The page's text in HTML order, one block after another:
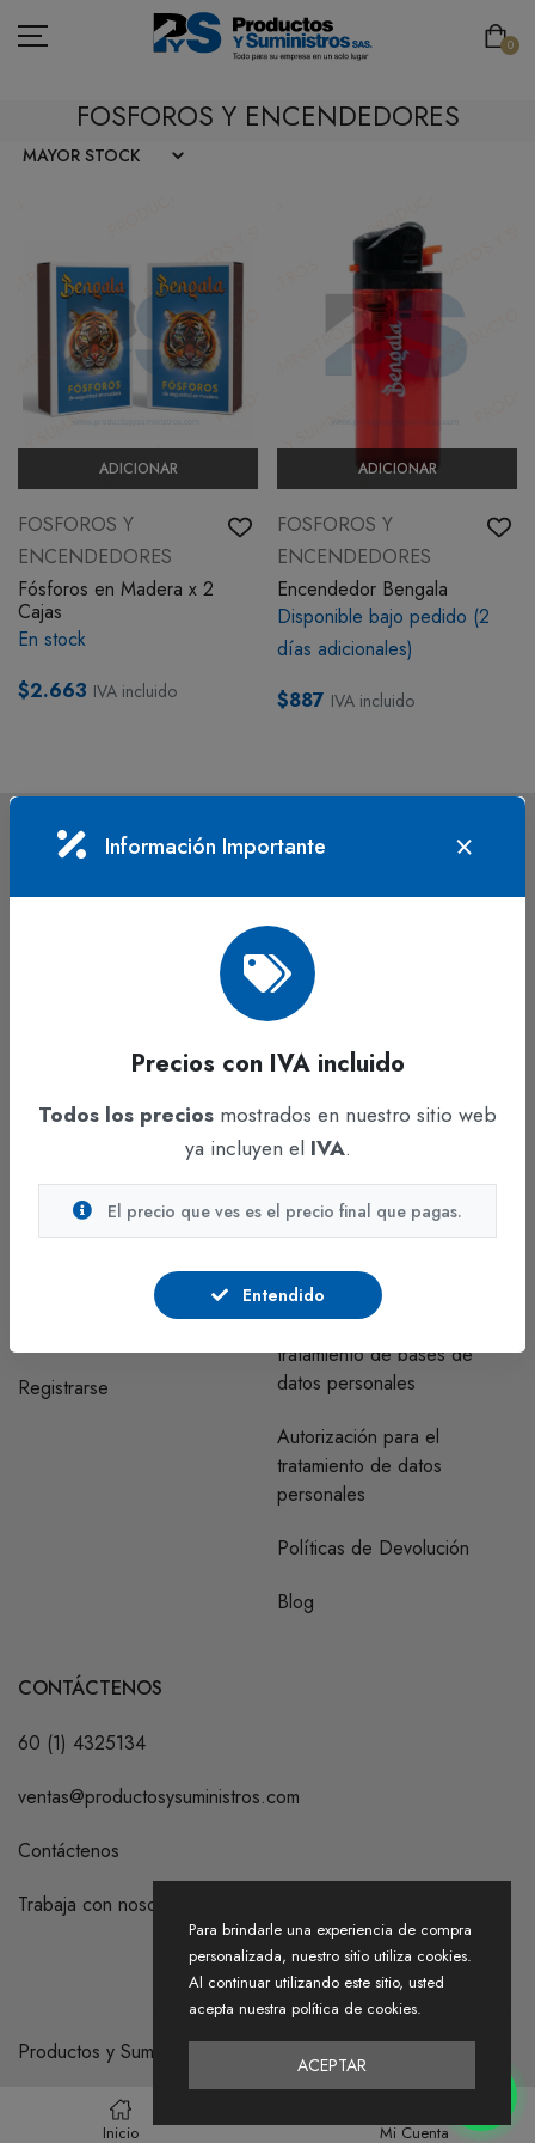
0
PAPELERÍA
CAFETERÍA
SEGURIDAD INDUSTRIAL
TECNOLOGÍA
MOBILIARIO
EMBALAJE
BOTIQUÍN
MI CUENTA
FOSFOROS Y ENCENDEDORES
ADICIONAR
FOSFOROS Y
ENCENDEDORES
Fósforos en Madera x 2
Cajas
En stock
$2.663 IVA incluido
ADICIONAR
FOSFOROS Y
ENCENDEDORES
Encendedor Bengala
Disponible bajo pedido (2
días adicionales)
$887 IVA incluido
Hacemos lo mejor para construir el país ideal, con un grupo
humano capacitado para asumir responsabilidades.
Auto Medellín km. 7 costado occidental, Parque Industrial
Celta Trade Park, Bodega 143 B1.
Funza - Cundinamarca
CUENTA
nosotros para visualizar los
Registrarse
INFORMACIÓN
Correo clientes habeas data
Políticas y procedimientos de
tratamiento de bases de
datos personales
Autorización para el
tratamiento de datos
personales
Políticas de Devolución
Blog
CONTÁCTENOS
60 (1) 4325134
ventas@productosysuministros.com
Contáctenos
Trabaja con nosotros
Productos y Suministros S.A.S. 2026
Inicio Mi Cuenta
Información Importante
Precios con IVA incluido
Todos los precios mostrados en nuestro sitio web
ya incluyen el IVA.
El precio que ves es el precio final que pagas.
Entendido
Para brindarle una experiencia de compra
personalizada, nuestro sitio utiliza cookies.
Al continuar utilizando este sitio, usted
acepta nuestra política de cookies.
ACEPTAR